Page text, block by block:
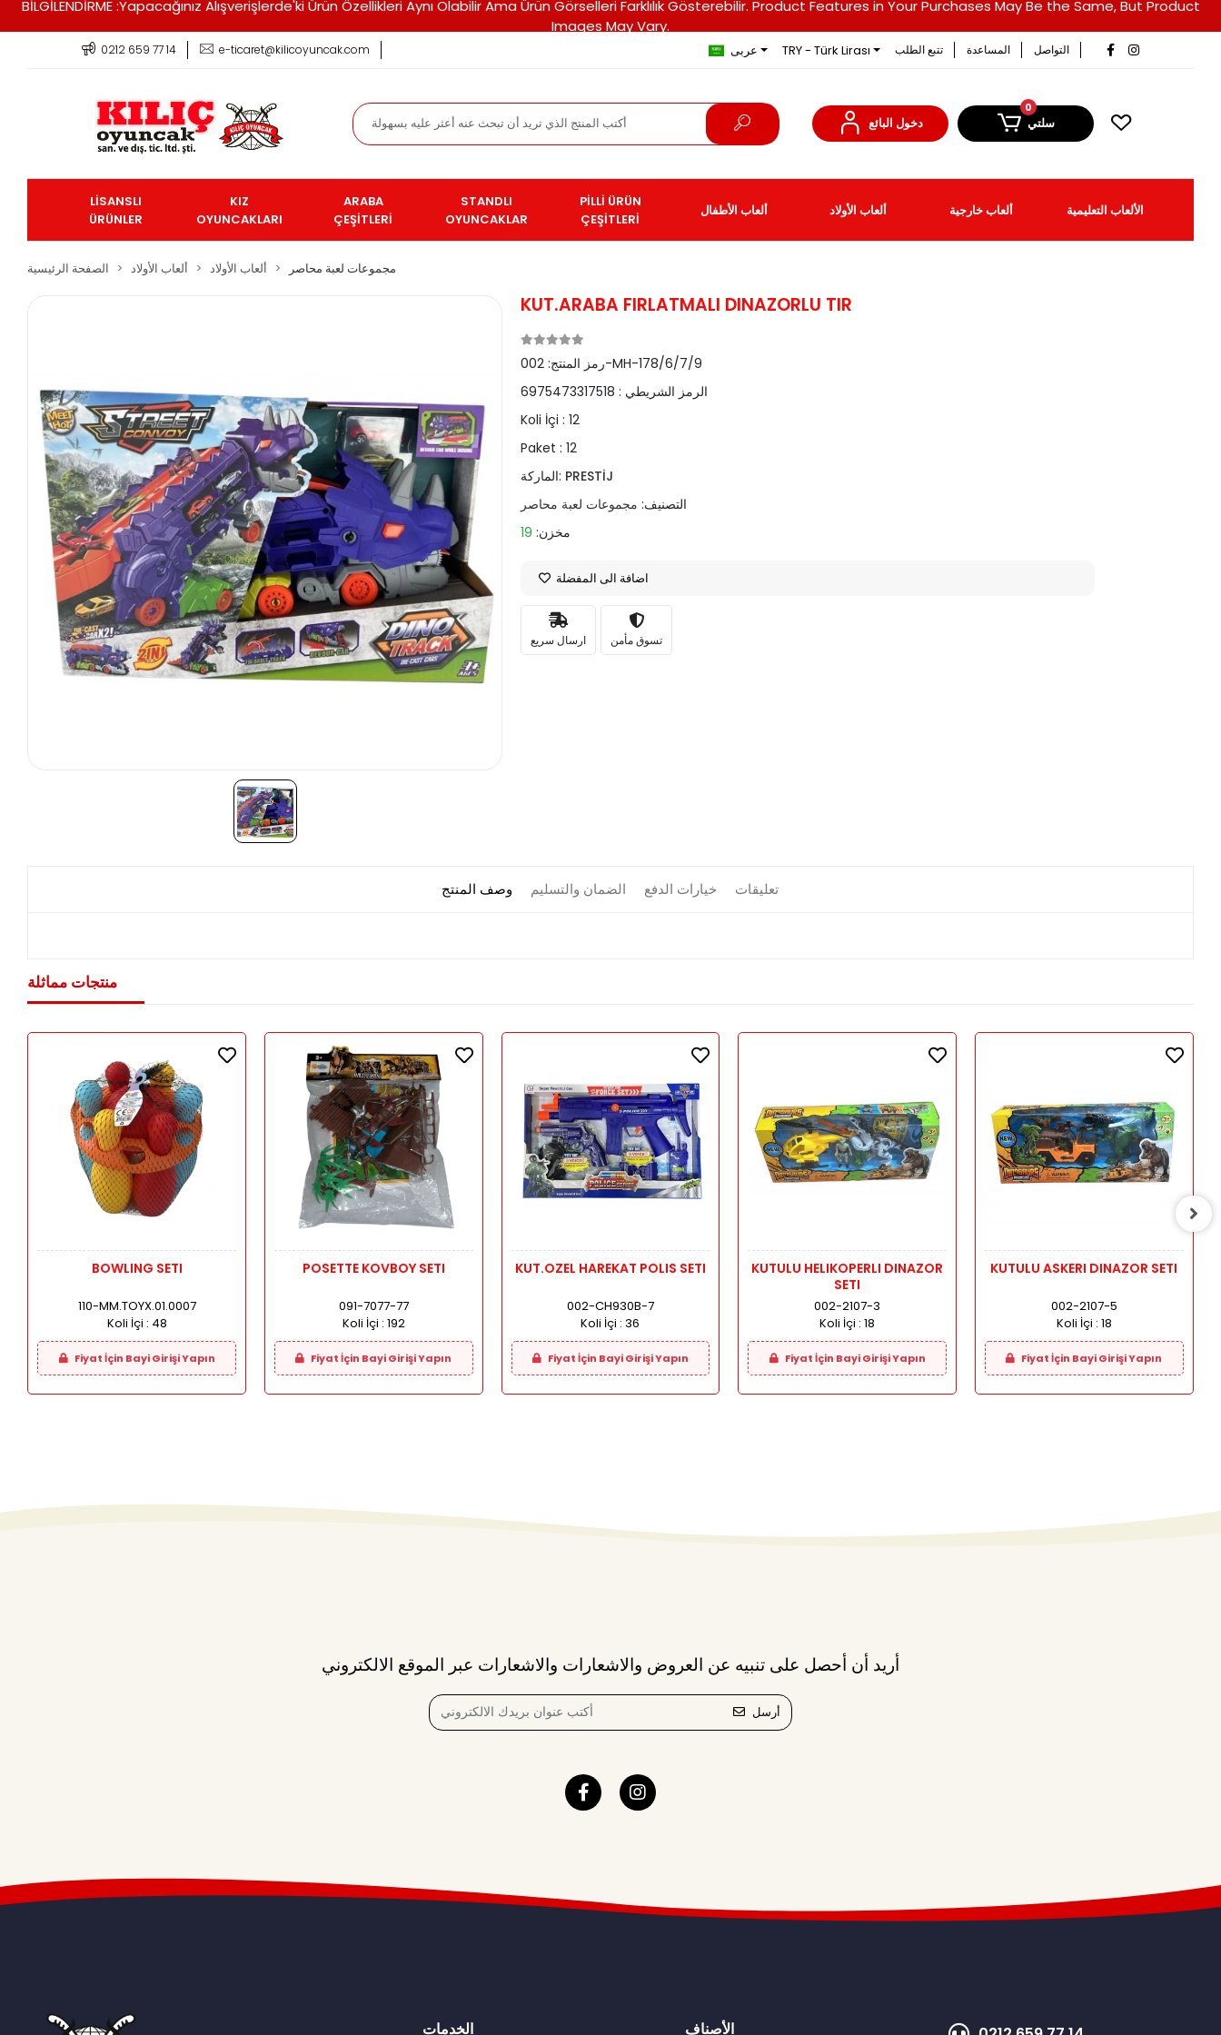
BİLGİLENDİRME :Yapacağınız Alışverişlerde'ki Ürün Özellikleri Aynı Olabilir Ama Ürün Görselleri Farklılık Gösterebilir. Product Features in Your Purchases May Be the Same, But Product
Images May Vary.
0212 659 77 14 e-ticaret@kilicoyuncak.com عربى TRY - Türk Lirası تتبع الطلب المساعدة التواصل
دخول البائع
0
سلتي
LİSANSLI
ÜRÜNLER
KIZ
OYUNCAKLARI
ARABA
ÇEŞİTLERİ
STANDLI
OYUNCAKLAR
PİLLİ ÜRÜN
ÇEŞİTLERİ
ألعاب الأطفال ألعاب الأولاد ألعاب خارجية الألعاب التعليمية
الصفحة الرئيسية ألعاب الأولاد ألعاب الأولاد مجموعات لعبة محاصر
KUT.ARABA FIRLATMALI DINAZORLU TIR
رمز المنتج:002-MH-178/6/7/9
الرمز الشريطي : 6975473317518
Koli İçi :12
Paket :12
الماركة: PRESTİJ
التصنيف: مجموعات لعبة محاصر
مخزن: 19
اضافة الى المفضلة
ارسال سريع تسوق مأمن
وصف المنتج الضمان والتسليم خيارات الدفع تعليقات
منتجات مماثلة
BOWLING SETI
110-MM.TOYX.01.0007
Koli İçi : 48
Fiyat İçin Bayi Girişi Yapın
POSETTE KOVBOY SETI
091-7077-77
Koli İçi : 192
Fiyat İçin Bayi Girişi Yapın
KUT.OZEL HAREKAT POLIS SETI
002-CH930B-7
Koli İçi :36
Fiyat İçin Bayi Girişi Yapın
KUTULU HELIKOPERLI DINAZOR
SETI
002-2107-3
Koli İçi :18
Fiyat İçin Bayi Girişi Yapın
KUTULU ASKERI DINAZOR SETI
002-2107-5
Koli İçi : 18
Fiyat İçin Bayi Girişi Yapın
أريد أن أحصل على تنبيه عن العروض والاشعارات والاشعارات عبر الموقع الالكتروني
أرسل
الخدمات الأصناف